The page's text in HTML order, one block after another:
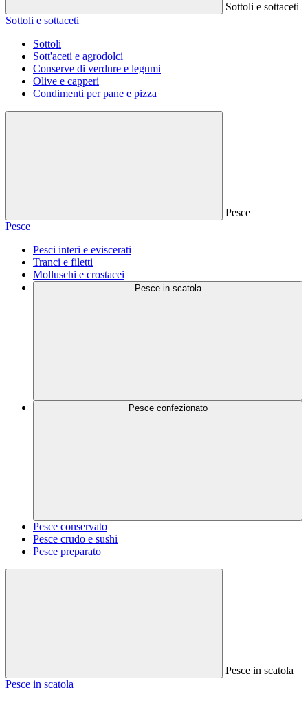
Sottoli e sottaceti
Sottoli e sottaceti
Sottoli
Sott'aceti e agrodolci
Conserve di verdure e legumi
Olive e capperi
Condimenti per pane e pizza
Pesce
Pesce
Pesci interi e eviscerati
Tranci e filetti
Molluschi e crostacei
Pesce in scatola
Pesce confezionato
Pesce conservato
Pesce crudo e sushi
Pesce preparato
Pesce in scatola
Pesce in scatola